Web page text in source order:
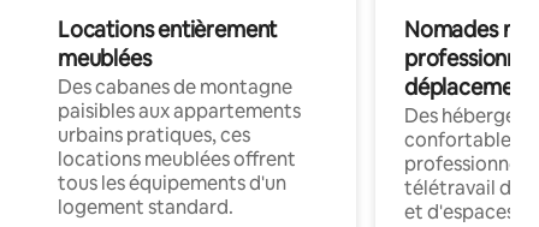
Locations entièrement
meublées
Des cabanes de montagne
paisibles aux appartements
urbains pratiques, ces
locations meublées offrent
tous les équipements d'un
logement standard.
Nomades
déplacement
Des
confortables
professionnels
télétravail
et d'espaces